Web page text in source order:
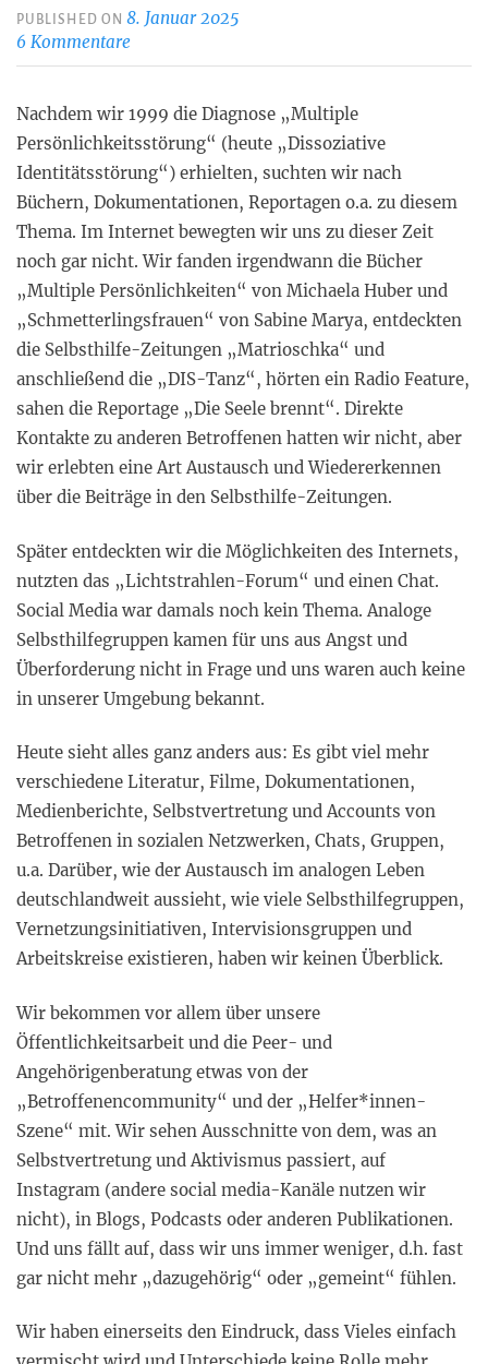
PUBLISHED ON8. Januar 2025
6 Kommentare
Nachdem wir 1999 die Diagnose „Multiple
Persönlichkeitsstörung“ (heute „Dissoziative
Identitätsstörung“) erhielten, suchten wir nach
Büchern, Dokumentationen, Reportagen o.a. zu diesem
Thema. Im Internet bewegten wir uns zu dieser Zeit
noch gar nicht. Wir fanden irgendwann die Bücher
„Multiple Persönlichkeiten“ von Michaela Huber und
„Schmetterlingsfrauen“ von Sabine Marya, entdeckten
die Selbsthilfe-Zeitungen „Matrioschka“ und
anschließend die „DIS-Tanz“, hörten ein Radio Feature,
sahen die Reportage „Die Seele brennt“. Direkte
Kontakte zu anderen Betroffenen hatten wir nicht, aber
wir erlebten eine Art Austausch und Wiedererkennen
über die Beiträge in den Selbsthilfe-Zeitungen.
Später entdeckten wir die Möglichkeiten des Internets,
nutzten das „Lichtstrahlen-Forum“ und einen Chat.
Social Media war damals noch kein Thema. Analoge
Selbsthilfegruppen kamen für uns aus Angst und
Überforderung nicht in Frage und uns waren auch keine
in unserer Umgebung bekannt.
Heute sieht alles ganz anders aus: Es gibt viel mehr
verschiedene Literatur, Filme, Dokumentationen,
Medienberichte, Selbstvertretung und Accounts von
Betroffenen in sozialen Netzwerken, Chats, Gruppen,
u.a. Darüber, wie der Austausch im analogen Leben
deutschlandweit aussieht, wie viele Selbsthilfegruppen,
Vernetzungsinitiativen, Intervisionsgruppen und
Arbeitskreise existieren, haben wir keinen Überblick.
Wir bekommen vor allem über unsere
Öffentlichkeitsarbeit und die Peer- und
Angehörigenberatung etwas von der
„Betroffenencommunity“ und der „Helfer*innen-
Szene“ mit. Wir sehen Ausschnitte von dem, was an
Selbstvertretung und Aktivismus passiert, auf
Instagram (andere social media-Kanäle nutzen wir
nicht), in Blogs, Podcasts oder anderen Publikationen.
Und uns fällt auf, dass wir uns immer weniger, d.h. fast
gar nicht mehr „dazugehörig“ oder „gemeint“ fühlen.
Wir haben einerseits den Eindruck, dass Vieles einfach